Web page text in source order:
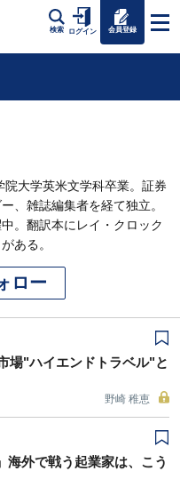
検索 ログイン 会員登録
大学英米文学科卒業。証券
、雑誌編集者を経て独立。
。翻訳本にレイ・クロック
ある。
ロー
場"ハイエンドトラベル"と
野崎 稚恵
海外で戦う起業家は、こう